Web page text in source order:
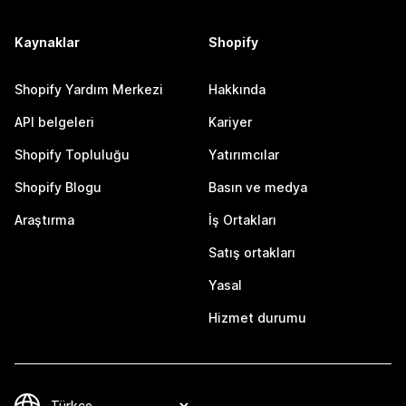
Kaynaklar
Shopify Yardım Merkezi
API belgeleri
Shopify Topluluğu
Shopify Blogu
Araştırma
Shopify
Hakkında
Kariyer
Yatırımcılar
Basın ve medya
İş Ortakları
Satış ortakları
Yasal
Hizmet durumu